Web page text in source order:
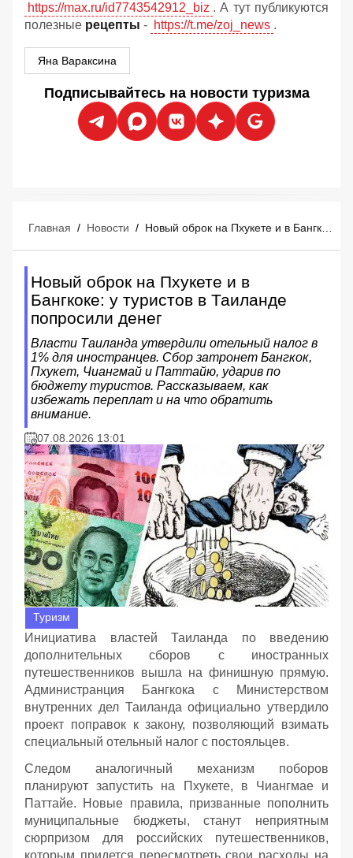
https://max.ru/id7743542912_biz . А тут публикуются
полезные рецепты - https://t.me/zoj_news .
Яна Вараксина
Подписывайтесь на новости туризма
Главная / Новости /
Новый оброк на Пхукете и в
Бангкоке: у туристов в Таиланде
попросили денег
Власти Таиланда утвердили отельный налог в
1% для иностранцев. Сбор затронет Бангкок,
Пхукет, Чиангмай и Паттайю, ударив по
бюджету туристов. Рассказываем, как
избежать переплат и на что обратить
внимание.
07.08.2026 13:01
Туризм
Инициатива властей Таиланда по введению
дополнительных сборов с иностранных
путешественников вышла на финишную прямую.
Администранция Бангкока с Министерством
внутренних дел Таиланда официально утвердило
проект поправок к закону, позволяющий взимать
специальный отельный налог с постояльцев.
Следом аналогичный механизм поборов
планируют запустить на Пхукете, в Чиангмае и
Паттайе. Новые правила, призванные пополнить
муниципальные бюджеты, станут неприятным
сюрпризом для российских путешественников,
которым придется пересмотреть свои расходы на